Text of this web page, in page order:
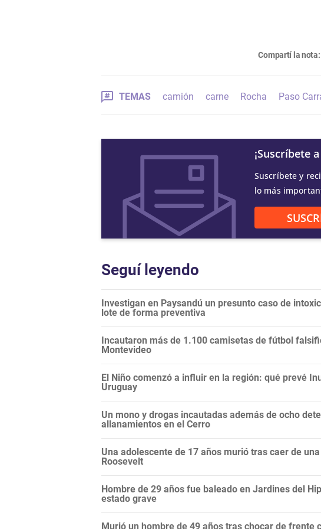
Compartí la nota:
TEMAS camión carne Rocha Paso
¡Suscríbete
Suscríbete y
lo más
Seguí leyendo
Investigan en Paysandú un presunto caso de
lote de forma preventiva
Incautaron más de 1.100 camisetas de fútbol
Montevideo
El Niño comenzó a influir en la región: qué prevé
Uruguay
Un mono y drogas incautadas además de ocho
allanamientos en el Cerro
Una adolescente de 17 años murió tras caer de
Roosevelt
Hombre de 29 años fue baleado en Jardines del
estado grave
Murió un hombre de 49 años tras chocar de frente